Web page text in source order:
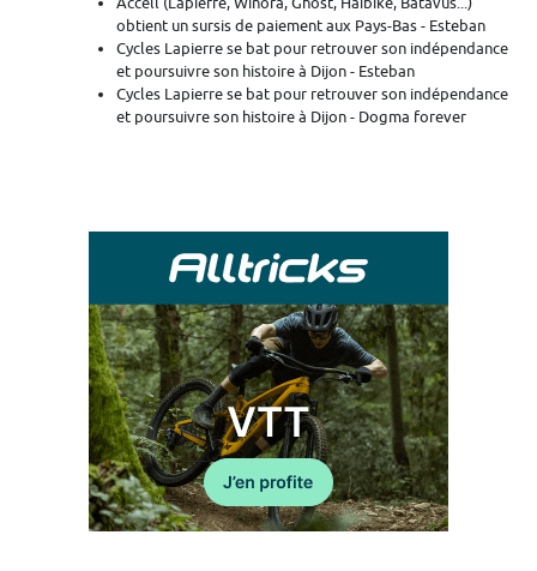
obtient un sursis de paiement aux Pays-Bas - Esteban
Cycles Lapierre se bat pour retrouver son indépendance
et poursuivre son histoire à Dijon - Esteban
Cycles Lapierre se bat pour retrouver son indépendance
et poursuivre son histoire à Dijon - Dogma forever